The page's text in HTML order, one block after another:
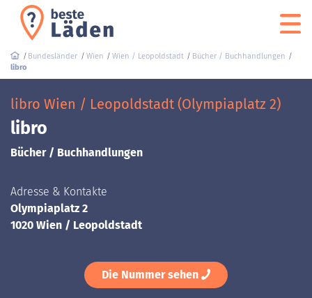
Bundesländer Wien Wien / Leopoldstadt
Bücher / Buchhandlungen
libro
libro Wien / Leopoldstadt (Olympiaplatz 2)
libro
Bücher / Buchhandlungen
Adresse & Kontakte
Olympiaplatz 2
1020 Wien / Leopoldstadt
Die Nummer sehen